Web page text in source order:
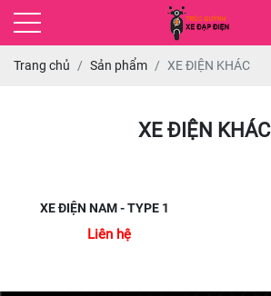
Trang chủ Sản phẩm XE ĐIỆN KHÁC
XE ĐIỆN KHÁC
XE ĐIỆN NAM - TYPE 1
Liên hệ